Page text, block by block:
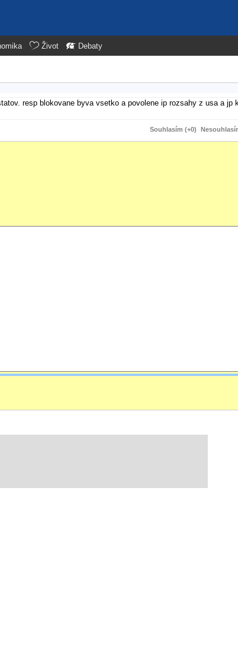
Život Debaty
resp blokovane byva vsetko a povolene ip rozsahy z usa a jp
Souhlasím (+0)